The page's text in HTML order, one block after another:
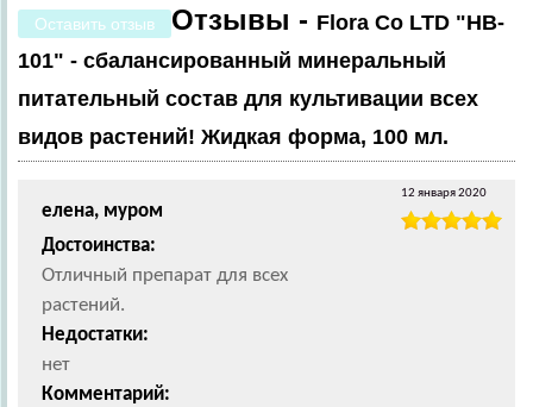
Оставить отзыв Отзывы - Flora Co LTD "HB-
101" - сбалансированный минеральный
питательный состав для культивации всех
видов растений! Жидкая форма, 100 мл.
елена, муром
Достоинства:
Отличный препарат для всех
растений.
Недостатки:
нет
Комментарий:
12 января 2020